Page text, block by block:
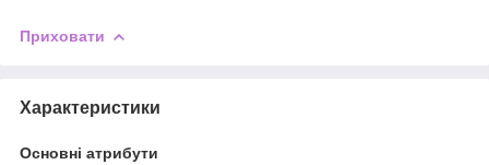
Приховати
Характеристики
Основні атрибути